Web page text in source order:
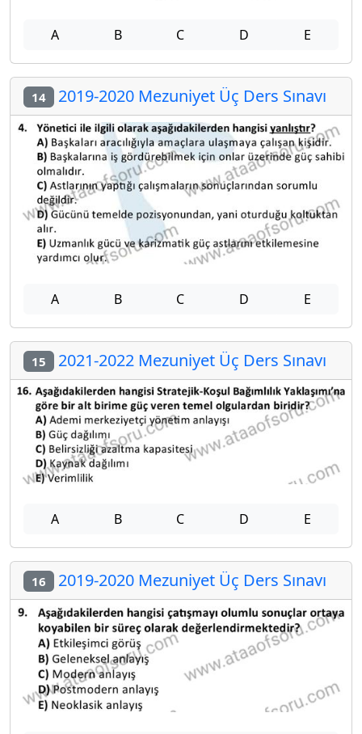
A B C D E
14 2019-2020 Mezuniyet Üç Ders Sınavı
A B C D E
15 2021-2022 Mezuniyet Üç Ders Sınavı
A B C D E
16 2019-2020 Mezuniyet Üç Ders Sınavı